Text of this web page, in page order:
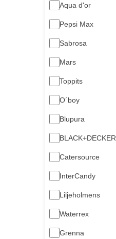
Aqua d'or
Pepsi Max
Sabrosa
Mars
Toppits
O´boy
Blupura
BLACK+DECKER
Catersource
InterCandy
Liljeholmens
Waterrex
Grenna